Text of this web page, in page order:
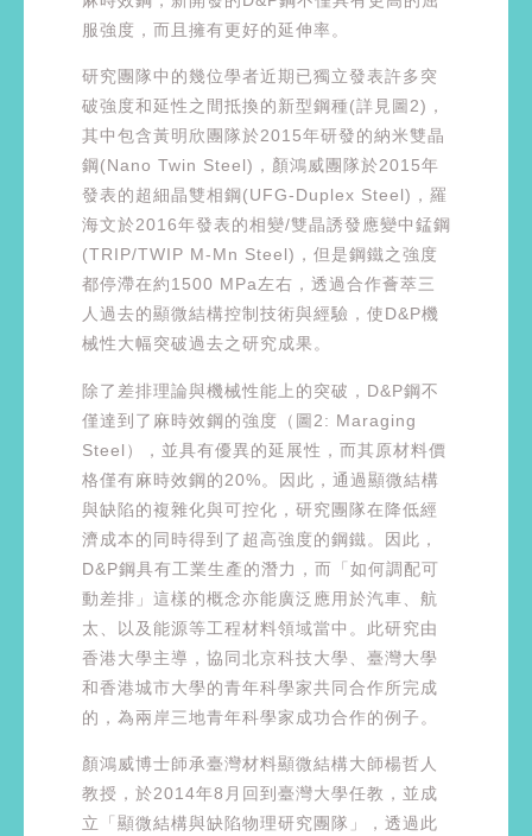
服強度，而且擁有更好的延伸率。
研究團隊中的幾位學者近期已獨立發表許多突
破強度和延性之間抵換的新型鋼種(詳見圖2)，
其中包含黃明欣團隊於2015年研發的納米雙晶
鋼(Nano Twin Steel)，顏鴻威團隊於2015年
發表的超細晶雙相鋼(UFG-Duplex Steel)，羅
海文於2016年發表的相變/雙晶誘發應變中錳鋼
(TRIP/TWIP M-Mn Steel)，但是鋼鐵之強度
都停滯在約1500 MPa左右，透過合作薈萃三
人過去的顯微結構控制技術與經驗，使D&P機
械性大幅突破過去之研究成果。
除了差排理論與機械性能上的突破，D&P鋼不
僅達到了麻時效鋼的強度（圖2: Maraging
Steel），並具有優異的延展性，而其原材料價
格僅有麻時效鋼的20%。因此，通過顯微結構
與缺陷的複雜化與可控化，研究團隊在降低經
濟成本的同時得到了超高強度的鋼鐵。因此，
D&P鋼具有工業生產的潛力，而「如何調配可
動差排」這樣的概念亦能廣泛應用於汽車、航
太、以及能源等工程材料領域當中。此研究由
香港大學主導，協同北京科技大學、臺灣大學
和香港城市大學的青年科學家共同合作所完成
的，為兩岸三地青年科學家成功合作的例子。
顏鴻威博士師承臺灣材料顯微結構大師楊哲人
教授，於2014年8月回到臺灣大學任教，並成
立「顯微結構與缺陷物理研究團隊」，透過此